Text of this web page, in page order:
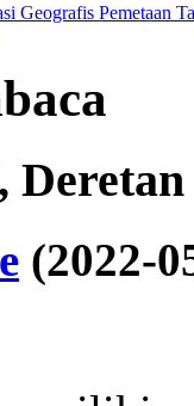
Geografis Pemetaan
(2022-